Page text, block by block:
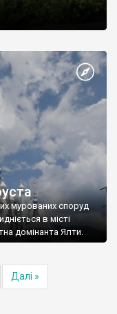
мурованих споруд
в місті
домінанта Ялти.
Далі »